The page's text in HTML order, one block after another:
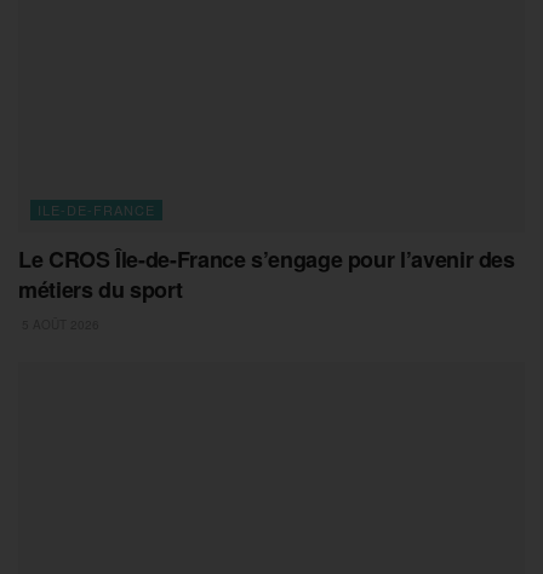
ILE-DE-FRANCE
Le CROS Île-de-France s’engage pour l’avenir des
métiers du sport